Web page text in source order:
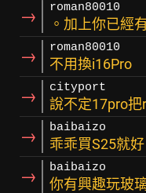
→ roman80010
。加上你已經
→ roman80010
不用換i16Pro
→ cityport
說不定17pro把
→ baibaizo
乖乖買S25就
→ baibaizo
你有興趣玩玻